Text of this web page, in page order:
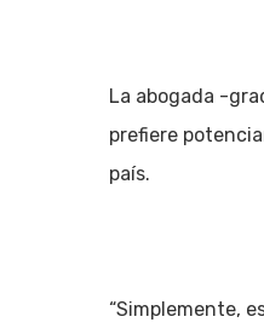
La abogada -
prefiere
país.
“Simplemente,